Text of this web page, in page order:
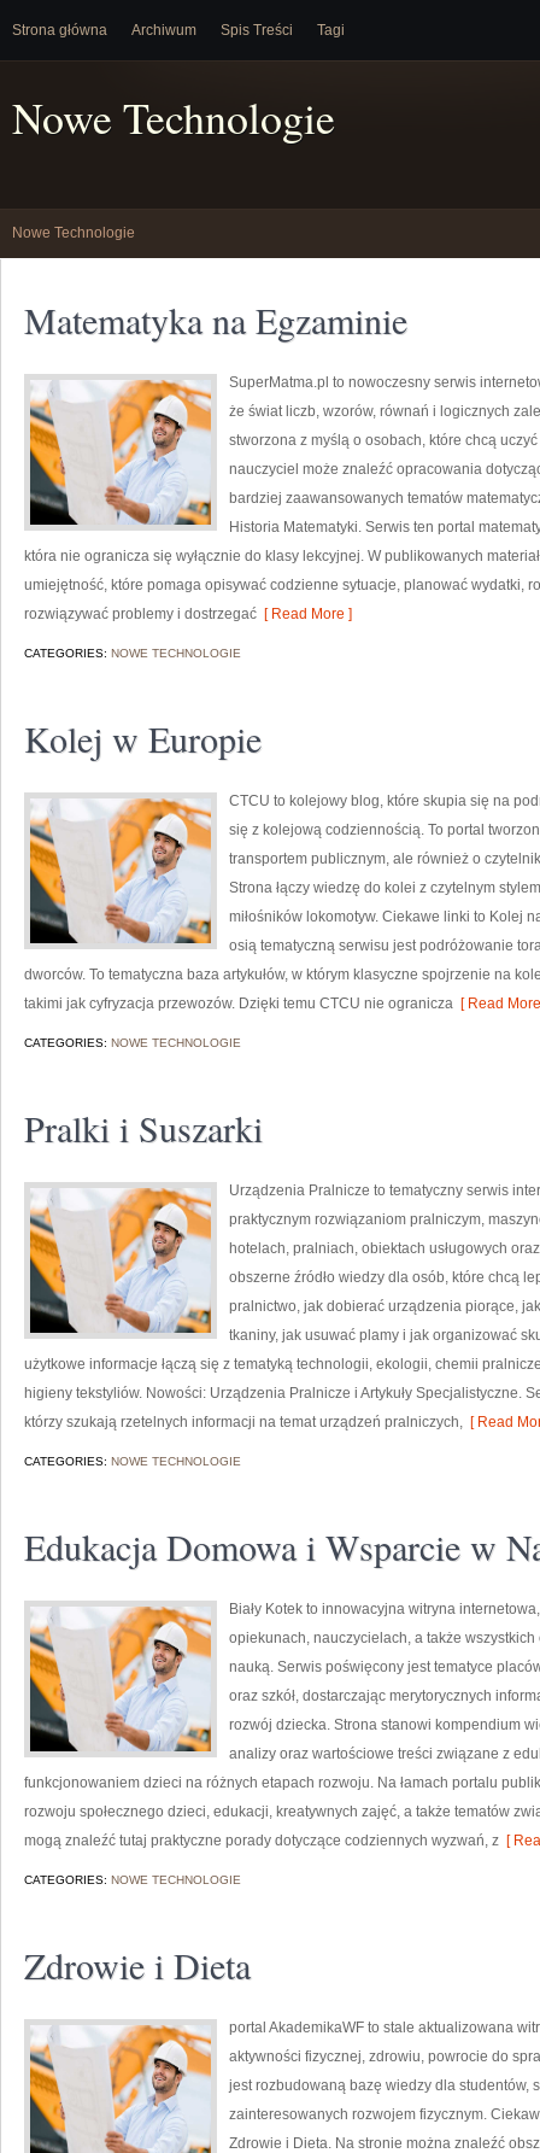
Strona główna Archiwum Spis Treści Tagi
Nowe Technologie
Nowe Technologie
Matematyka na Egzaminie
SuperMatma.pl to nowoczesny serwis
że świat liczb, wzorów, równań i logicznych
stworzona z myślą o osobach, które chcą
nauczyciel może znaleźć opracowania
bardziej zaawansowanych tematów
Historia Matematyki. Serwis ten portal
która nie ogranicza się wyłącznie do klasy lekcyjnej. W publikowanych
umiejętność, które pomaga opisywać codzienne sytuacje, planować wydatki,
rozwiązywać problemy i dostrzegać [ Read More ]
CATEGORIES: NOWE TECHNOLOGIE
Kolej w Europie
CTCU to kolejowy blog, które skupia się na
się z kolejową codziennością. To portal
transportem publicznym, ale również o
Strona łączy wiedzę do kolei z czytelnym
miłośników lokomotyw. Ciekawe linki to Kolej
osią tematyczną serwisu jest podróżowanie
dworców. To tematyczna baza artykułów, w którym klasyczne spojrzenie na
takimi jak cyfryzacja przewozów. Dzięki temu CTCU nie ogranicza [ Read
CATEGORIES: NOWE TECHNOLOGIE
Pralki i Suszarki
Urządzenia Pralnicze to tematyczny serwis
praktycznym rozwiązaniom pralniczym,
hotelach, pralniach, obiektach usługowych
obszerne źródło wiedzy dla osób, które chcą
pralnictwo, jak dobierać urządzenia piorące,
tkaniny, jak usuwać plamy i jak organizować
użytkowe informacje łączą się z tematyką technologii, ekologii, chemii
higieny tekstyliów. Nowości: Urządzenia Pralnicze i Artykuły Specjalistyczne.
którzy szukają rzetelnych informacji na temat urządzeń pralniczych, [ Read
CATEGORIES: NOWE TECHNOLOGIE
Edukacja Domowa i Wsparcie w
Biały Kotek to innowacyjna witryna
opiekunach, nauczycielach, a także
nauką. Serwis poświęcony jest tematyce
oraz szkół, dostarczając merytorycznych
rozwój dziecka. Strona stanowi kompendium
analizy oraz wartościowe treści związane z
funkcjonowaniem dzieci na różnych etapach rozwoju. Na łamach portalu
rozwoju społecznego dzieci, edukacji, kreatywnych zajęć, a także tematów
mogą znaleźć tutaj praktyczne porady dotyczące codziennych wyzwań, z [
CATEGORIES: NOWE TECHNOLOGIE
Zdrowie i Dieta
portal AkademikaWF to stale aktualizowana
aktywności fizycznej, zdrowiu, powrocie do
jest rozbudowaną bazę wiedzy dla studentów,
zainteresowanych rozwojem fizycznym.
Zdrowie i Dieta. Na stronie można znaleźć